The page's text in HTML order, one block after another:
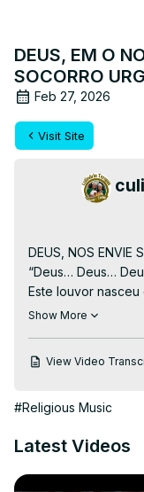
DEUS, EM O
SOCORRO
Feb 27, 2026
Visit Site
DEUS, NOS ENVIE
“Deus… Deus…
Este louvor nasceu
É para todos que,
Quando ninguém
Clame.
Amém… Amém… e
Show More
View Video
#Religious Music
Latest Videos